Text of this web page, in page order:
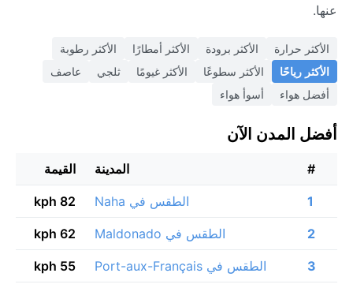
عنها.
الأكثر حرارة الأكثر برودة الأكثر أمطارًا
الأكثر رطوبة
الأكثر رياحًا
الأكثر سطوعًا الأكثر غيومًا ثلجي
عاصف
أفضل هواء
أسوأ هواء
أفضل المدن الآن
# المدينة القيمة
1 الطقس في Naha 82 kph
2 الطقس في Maldonado 62 kph
3 الطقس في Port-aux-Français 55 kph